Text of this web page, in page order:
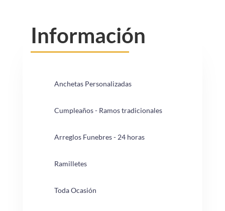
Información
Anchetas Personalizadas
Cumpleaños - Ramos tradicionales
Arreglos Funebres - 24 horas
Ramilletes
Toda Ocasión